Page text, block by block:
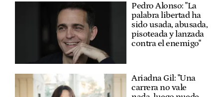
Pedro Alonso: "La
palabra libertad ha
sido usada, abusada,
pisoteada y lanzada
contra el enemigo"
Ariadna Gil: "Una
carrera no vale